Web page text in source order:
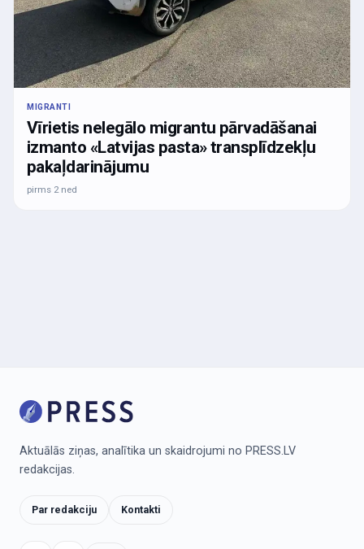
MIGRANTI
Vīrietis nelegālo migrantu pārvadāšanai
izmanto «Latvijas pasta» transplīdzekļu
pakaļdarinājumu
pirms 2 ned
Aktuālās ziņas, analītika un skaidrojumi no PRESS.LV
redakcijas.
Par redakciju Kontakti